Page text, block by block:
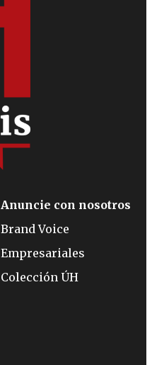
Anuncie con nosotros
Brand Voice
Empresariales
Colección ÚH